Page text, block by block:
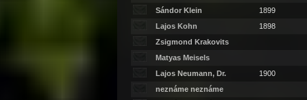
Sándor Klein
1899
Lajos Kohn
1898
Zsigmond Krakovits
Matyas Meisels
Lajos Neumann, Dr.
1900
neznáme neznáme